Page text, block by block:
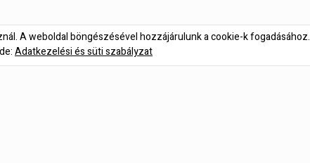
A weboldal böngészésével hozzájárulunk a cookie-k fogadásához.
Adatkezelési és süti szabályzat